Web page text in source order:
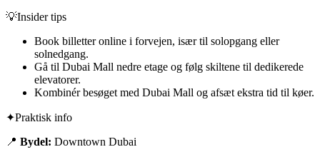
💡Insider tips
Book billetter online i forvejen, især til solopgang eller
solnedgang.
Gå til Dubai Mall nedre etage og følg skiltene til dedikerede
elevatorer.
Kombinér besøget med Dubai Mall og afsæt ekstra tid til køer.
✦Praktisk info
📍 Bydel: Downtown Dubai